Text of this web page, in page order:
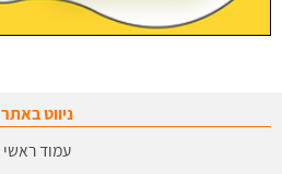
ניווט באתר
עמוד ראשי